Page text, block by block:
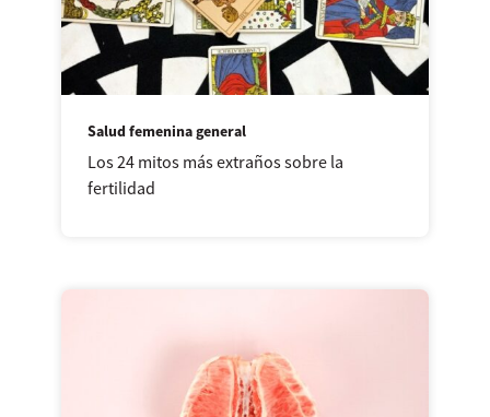
Salud femenina general
Los 24 mitos más extraños sobre la
fertilidad